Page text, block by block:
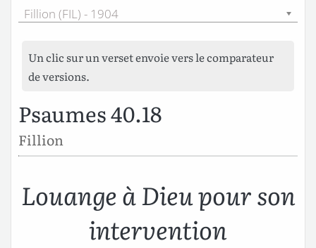
Fillion (FIL) - 1904
Un clic sur un verset envoie vers le comparateur
de versions.
Psaumes 40.18
Fillion
Louange à Dieu pour son
intervention